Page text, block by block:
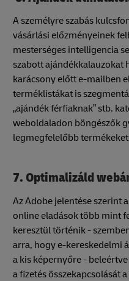
A személyre szabás
vásárlási előzményeinek
mesterséges intelligencia
szabott ajándékkalauzokat
karácsony előtt e-mailben
terméklistákat is
„ajándék férfiaknak” stb.
weboldaladon böngészők
legmegfelelőbb
7. Optimalizáld
Az Adobe jelentése szerint
online eladások több mint
keresztül történik -
arra, hogy e-kereskedelmi
a kis képernyőre -
a fizetés összekapcsolását